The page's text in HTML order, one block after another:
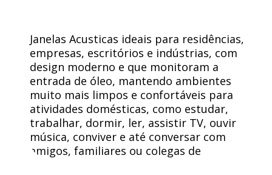
Janelas Acusticas ideais para residências,
empresas, escritórios e indústrias, com
design moderno e que monitoram a
entrada de óleo, mantendo ambientes
muito mais limpos e confortáveis ​​para
atividades domésticas, como estudar,
trabalhar, dormir, ler, assistir TV, ouvir
música, conviver e até conversar com
amigos, familiares ou colegas de